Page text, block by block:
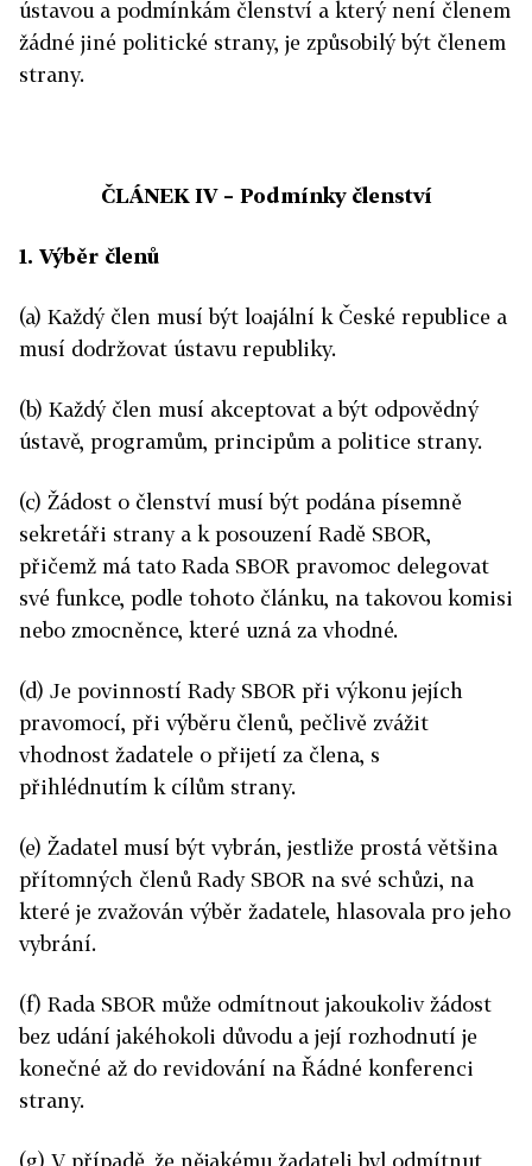
ústavou a podmínkám členství a který není členem
žádné jiné politické strany, je způsobilý být členem
strany.
ČLÁNEK IV – Podmínky členství
1. Výběr členů
(a) Každý člen musí být loajální k České republice a
musí dodržovat ústavu republiky.
(b) Každý člen musí akceptovat a být odpovědný
ústavě, programům, principům a politice strany.
(c) Žádost o členství musí být podána písemně
sekretáři strany a k posouzení Radě SBOR,
přičemž má tato Rada SBOR pravomoc delegovat
své funkce, podle tohoto článku, na takovou komisi
nebo zmocněnce, které uzná za vhodné.
(d) Je povinností Rady SBOR při výkonu jejích
pravomocí, při výběru členů, pečlivě zvážit
vhodnost žadatele o přijetí za člena, s
přihlédnutím k cílům strany.
(e) Žadatel musí být vybrán, jestliže prostá většina
přítomných členů Rady SBOR na své schůzi, na
které je zvažován výběr žadatele, hlasovala pro jeho
vybrání.
(f) Rada SBOR může odmítnout jakoukoliv žádost
bez udání jakéhokoli důvodu a její rozhodnutí je
konečné až do revidování na Řádné konferenci
strany.
(g) V případě, že nějakému žadateli byl odmítnut